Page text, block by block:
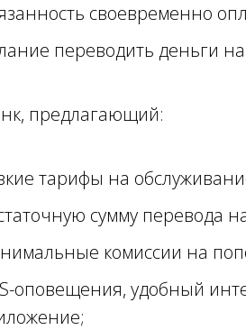
своевременно
переводить деньги
предлагающий:
тарифы на
сумму перевода
комиссии на
оповещения, удобный